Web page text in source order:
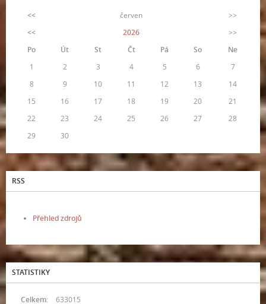
<< červen
>>
<<
2026
>>
Po
Út St Čt Pá So
Ne
1
2 3 4 5 6
7
8
9 10 11 12 13
14
15
16 17 18 19 20
21
22
23 24 25 26 27
28
29
30
RSS
Přehled zdrojů
STATISTIKY
Celkem: 633015